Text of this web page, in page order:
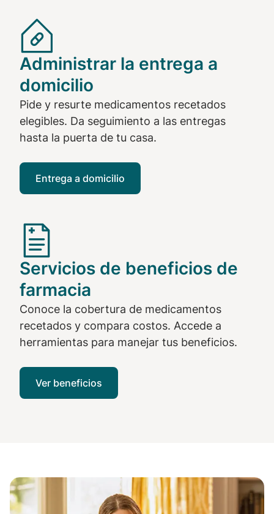
Administrar la entrega a
domicilio
Pide y resurte medicamentos recetados
elegibles. Da seguimiento a las entregas
hasta la puerta de tu casa.
Entrega a domicilio
Servicios de beneficios de
farmacia
Conoce la cobertura de medicamentos
recetados y compara costos. Accede a
herramientas para manejar tus beneficios.
Ver beneficios